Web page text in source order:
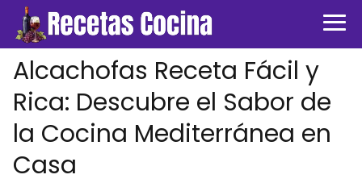
Alcachofas Receta Fácil y
Rica: Descubre el Sabor de
la Cocina Mediterránea en
Casa